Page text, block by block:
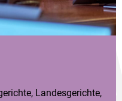
Landesgerichte,